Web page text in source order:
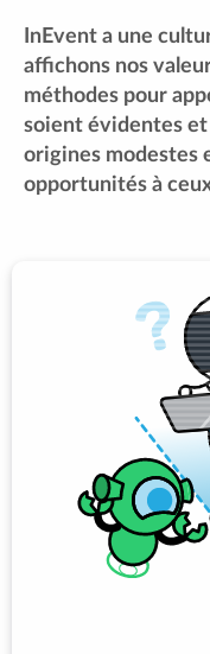
InEvent a une
affichons nos
méthodes pour
soient évidentes
origines modestes
opportunités à